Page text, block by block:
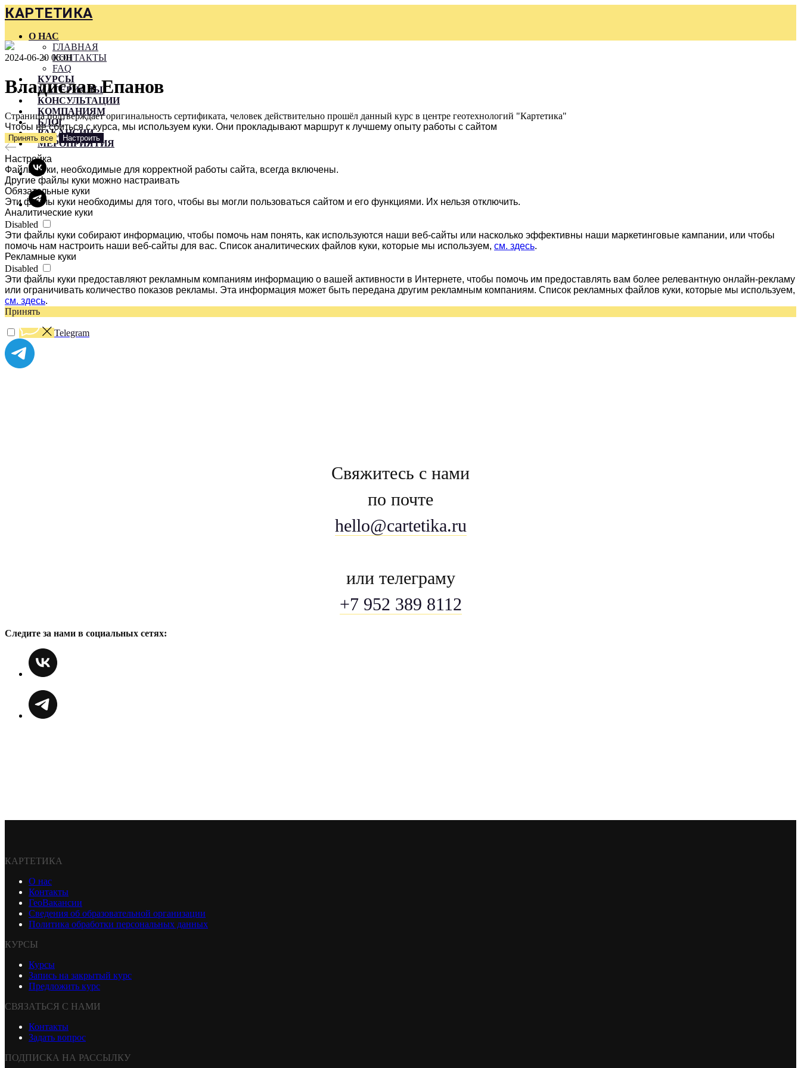
КАРТЕТИКА
О НАС
ГЛАВНАЯ
КОНТАКТЫ
FAQ
КУРСЫ
МАТЕРИАЛЫ
КОНСУЛЬТАЦИИ
КОМПАНИЯМ
БЛОГ
ВАКАНСИИ
МЕРОПРИЯТИЯ
2024-06-20 06:01
Владислав Епанов
Страница подтверждает оригинальность сертификата, человек действительно прошёл данный курс в центре геотехнологий "Картетика"
Чтобы не сбиться с курса, мы используем куки. Они прокладывают маршрут к лучшему опыту работы с сайтом
Принять все Настроить
Настройка
Файлы куки, необходимые для корректной работы сайта, всегда включены.
Другие файлы куки можно настраивать
Обязательные куки
Эти файлы куки необходимы для того, чтобы вы могли пользоваться сайтом и его функциями. Их нельзя отключить.
Аналитические куки
Disabled
Эти файлы куки собирают информацию, чтобы помочь нам понять, как используются наши веб-сайты или насколько эффективны наши маркетинговые кампании, или чтобы
помочь нам настроить наши веб-сайты для вас. Список аналитических файлов куки, которые мы используем, см. здесь.
Рекламные куки
Disabled
Эти файлы куки предоставляют рекламным компаниям информацию о вашей активности в Интернете, чтобы помочь им предоставлять вам более релевантную онлайн-рекламу
или ограничивать количество показов рекламы. Эта информация может быть передана другим рекламным компаниям. Список рекламных файлов куки, которые мы используем,
см. здесь.
Принять
Telegram
Свяжитесь с нами
по почте
hello@cartetika.ru
или телеграму
+7 952 389 8112
Следите за нами в социальных сетях:
КАРТЕТИКА
О нас
Контакты
ГеоВакансии
Сведения об образовательной организации
Политика обработки персональных данных
КУРСЫ
Курсы
Запись на закрытый курс
Предложить курс
СВЯЗАТЬСЯ С НАМИ
Контакты
Задать вопрос
ПОДПИСКА НА РАССЫЛКУ